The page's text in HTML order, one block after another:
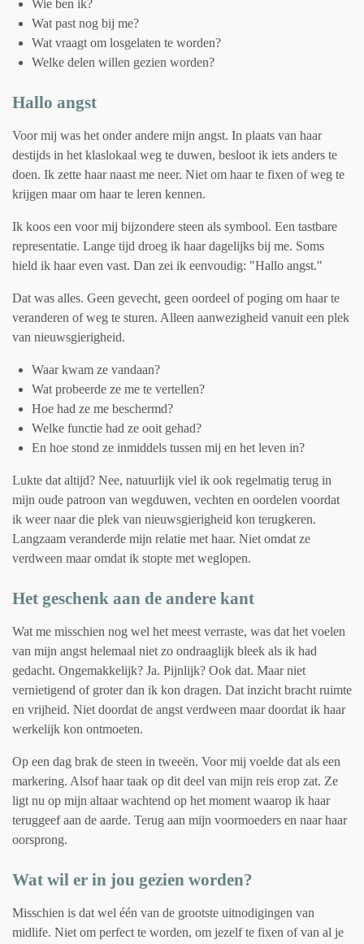
Wie ben ik?
Wat past nog bij me?
Wat vraagt om losgelaten te worden?
Welke delen willen gezien worden?
Hallo angst
Voor mij was het onder andere mijn angst. In plaats van haar
destijds in het klaslokaal weg te duwen, besloot ik iets anders te
doen. Ik zette haar naast me neer. Niet om haar te fixen of weg te
krijgen maar om haar te leren kennen.
Ik koos een voor mij bijzondere steen als symbool. Een tastbare
representatie. Lange tijd droeg ik haar dagelijks bij me. Soms
hield ik haar even vast. Dan zei ik eenvoudig: "Hallo angst."
Dat was alles. Geen gevecht, geen oordeel of poging om haar te
veranderen of weg te sturen. Alleen aanwezigheid vanuit een plek
van nieuwsgierigheid.
Waar kwam ze vandaan?
Wat probeerde ze me te vertellen?
Hoe had ze me beschermd?
Welke functie had ze ooit gehad?
En hoe stond ze inmiddels tussen mij en het leven in?
Lukte dat altijd? Nee, natuurlijk viel ik ook regelmatig terug in
mijn oude patroon van wegduwen, vechten en oordelen voordat
ik weer naar die plek van nieuwsgierigheid kon terugkeren.
Langzaam veranderde mijn relatie met haar. Niet omdat ze
verdween maar omdat ik stopte met weglopen.
Het geschenk aan de andere kant
Wat me misschien nog wel het meest verraste, was dat het voelen
van mijn angst helemaal niet zo ondraaglijk bleek als ik had
gedacht. Ongemakkelijk? Ja. Pijnlijk? Ook dat. Maar niet
vernietigend of groter dan ik kon dragen. Dat inzicht bracht ruimte
en vrijheid. Niet doordat de angst verdween maar doordat ik haar
werkelijk kon ontmoeten.
Op een dag brak de steen in tweeën. Voor mij voelde dat als een
markering. Alsof haar taak op dit deel van mijn reis erop zat. Ze
ligt nu op mijn altaar wachtend op het moment waarop ik haar
teruggeef aan de aarde. Terug aan mijn voormoeders en naar haar
oorsprong.
Wat wil er in jou gezien worden?
Misschien is dat wel één van de grootste uitnodigingen van
midlife. Niet om perfect te worden, om jezelf te fixen of van al je